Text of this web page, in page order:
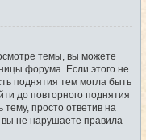
темы, вы можете
форума. Если этого не
поднятия тем могла быть
до повторного поднятия
просто ответив на
вы не нарушаете правила